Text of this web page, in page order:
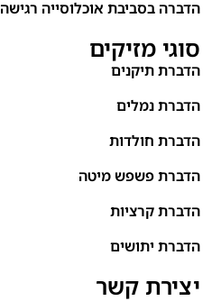
הדברה בסביבת אוכלוסייה רגישה
סוגי מזיקים
הדברת תיקנים
הדברת נמלים
הדברת חולדות
הדברת פשפש מיטה
הדברת קרציות
הדברת יתושים
יצירת קשר